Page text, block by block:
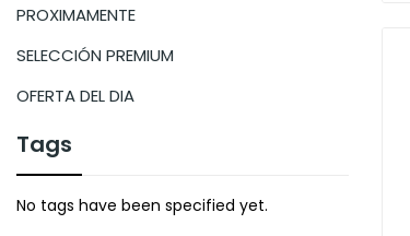
PROXIMAMENTE
SELECCIÓN PREMIUM
OFERTA DEL DIA
Tags
No tags have been specified yet.